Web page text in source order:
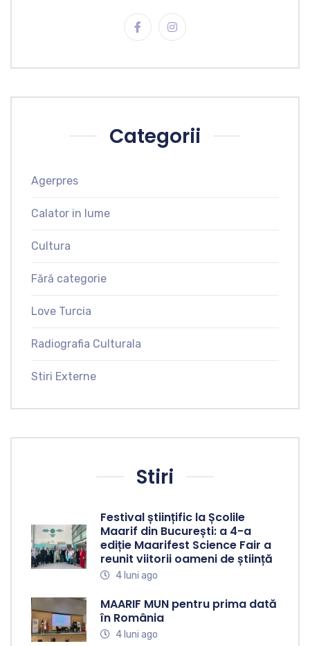
Categorii
Agerpres
Calator in lume
Cultura
Fără categorie
Love Turcia
Radiografia Culturala
Stiri Externe
Stiri
Festival științific la Școlile
Maarif din București: a 4-a
ediție Maarifest Science Fair a
reunit viitorii oameni de știință
4 luni ago
MAARIF MUN pentru prima dată
în România
4 luni ago